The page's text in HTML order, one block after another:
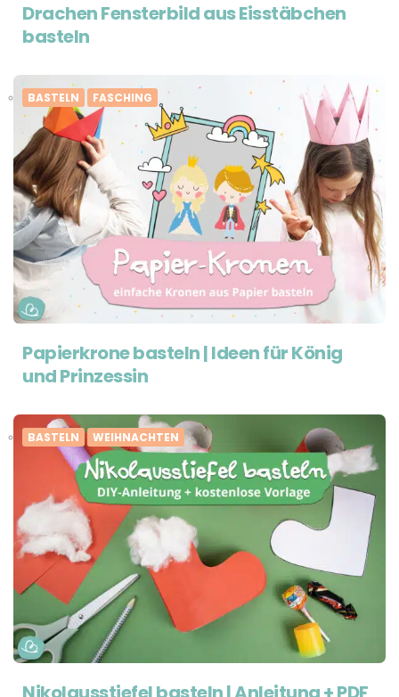
Drachen Fensterbild aus Eisstäbchen
basteln
BASTELN FASCHING
Papierkrone basteln | Ideen für König
und Prinzessin
BASTELN WEIHNACHTEN